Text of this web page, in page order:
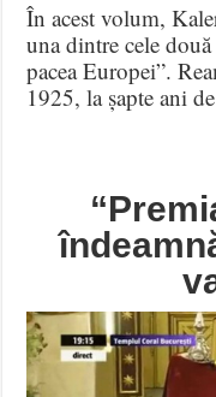
În acest volum,
una dintre cele
pacea Europei”.
1925, la șapte ani